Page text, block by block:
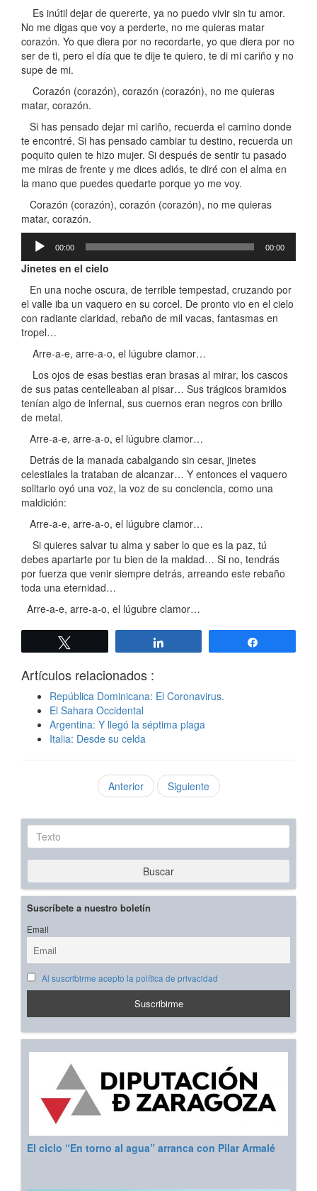
Es inútil dejar de quererte, ya no puedo vivir sin tu amor.
No me digas que voy a perderte, no me quieras matar
corazón. Yo que diera por no recordarte, yo que diera por no
ser de ti, pero el día que te dije te quiero, te di mi cariño y no
supe de mi.
Corazón (corazón), corazón (corazón), no me quieras
matar, corazón.
Si has pensado dejar mi cariño, recuerda el camino donde
te encontré. Si has pensado cambiar tu destino, recuerda un
poquito quien te hizo mujer. Si después de sentir tu pasado
me miras de frente y me dices adiós, te diré con el alma en
la mano que puedes quedarte porque yo me voy.
Corazón (corazón), corazón (corazón), no me quieras
matar, corazón.
Reproductor
audio
00:00 00:00
Jinetes en el cielo
En una noche oscura, de terrible tempestad, cruzando por
el valle iba un vaquero en su corcel. De pronto vio en el cielo
con radiante claridad, rebaño de mil vacas, fantasmas en
tropel…
Arre-a-e, arre-a-o, el lúgubre clamor…
Los ojos de esas bestias eran brasas al mirar, los cascos
de sus patas centelleaban al pisar… Sus trágicos bramidos
tenían algo de infernal, sus cuernos eran negros con brillo
de metal.
Arre-a-e, arre-a-o, el lúgubre clamor…
Detrás de la manada cabalgando sin cesar, jinetes
celestiales la trataban de alcanzar… Y entonces el vaquero
solitario oyó una voz, la voz de su conciencia, como una
maldición:
Arre-a-e, arre-a-o, el lúgubre clamor…
Si quieres salvar tu alma y saber lo que es la paz, tú
debes apartarte por tu bien de la maldad… Si no, tendrás
por fuerza que venir siempre detrás, arreando este rebaño
toda una eternidad…
Arre-a-e, arre-a-o, el lúgubre clamor…
Artículos relacionados :
República Dominicana: El Coronavirus.
El Sahara Occidental
Argentina: Y llegó la séptima plaga
Italia: Desde su celda
Anterior Siguiente
Texto
Buscar
Suscríbete a nuestro boletín
Email
Al suscribirme acepto la política de privacidad
El ciclo “En torno al agua” arranca con Pilar Armalé